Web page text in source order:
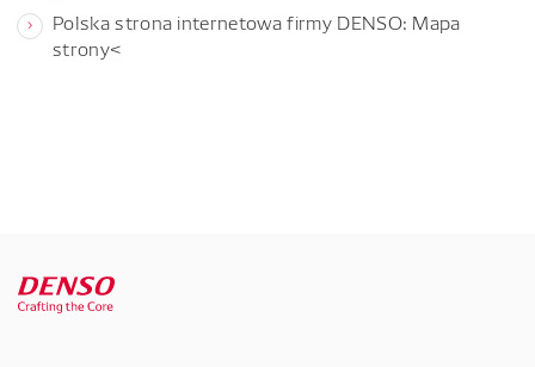
Polska strona internetowa firmy DENSO: Mapa
strony<